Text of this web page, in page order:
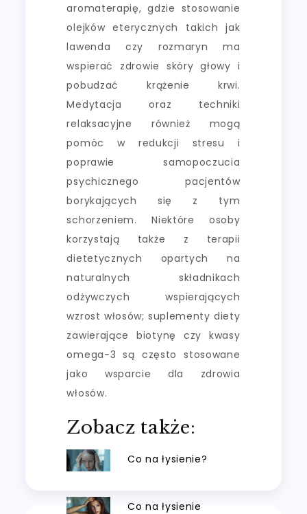
aromaterapię, gdzie stosowanie
olejków eterycznych takich jak
lawenda czy rozmaryn ma
wspierać zdrowie skóry głowy i
pobudzać krążenie krwi.
Medytacja oraz techniki
relaksacyjne również mogą
pomóc w redukcji stresu i
poprawie samopoczucia
psychicznego pacjentów
borykających się z tym
schorzeniem. Niektóre osoby
korzystają także z terapii
dietetycznych opartych na
naturalnych składnikach
odżywczych wspierających
wzrost włosów; suplementy diety
zawierające biotynę czy kwasy
omega-3 są często stosowane
jako wsparcie dla zdrowia
włosów.
Zobacz także:
Co na łysienie?
Co na łysienie